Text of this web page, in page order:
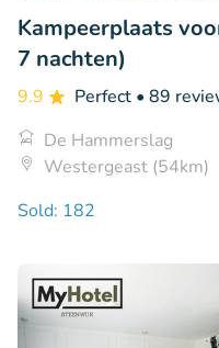
Kampeerplaats
7 nachten)
9.9 Perfect • 89
De Hammerslag
Westergeast (54km)
Sold: 182